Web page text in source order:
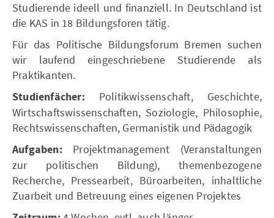
Studierende ideell und finanziell. In Deutschland ist
die KAS in 18 Bildungsforen tätig.
Für das Politische Bildungsforum Bremen suchen
wir laufend eingeschriebene Studierende als
Praktikanten.
Studienfächer:Politikwissenschaft, Geschichte,
Wirtschaftswissenschaften, Soziologie, Philosophie,
Rechtswissenschaften, Germanistik und Pädagogik
Aufgaben:Projektmanagement (Veranstaltungen
zur politischen Bildung), themenbezogene
Recherche, Pressearbeit, Büroarbeiten, inhaltliche
Zuarbeit und Betreuung eines eigenen Projektes